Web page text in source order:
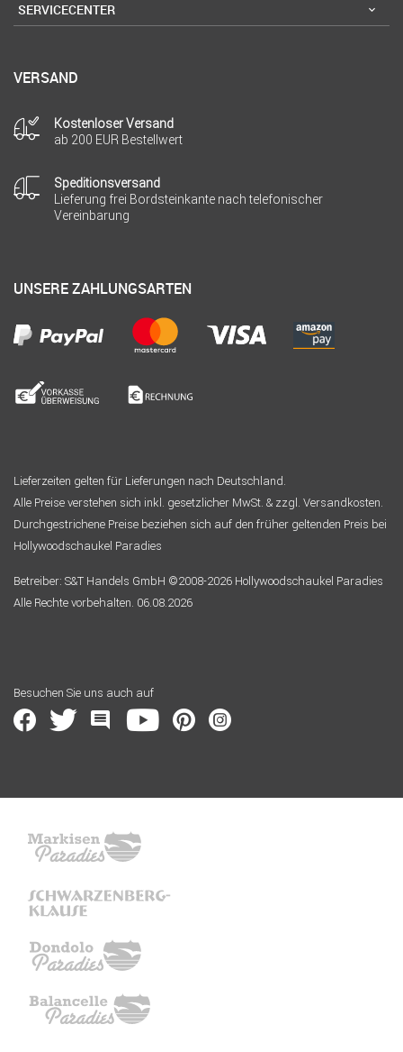
SERVICECENTER
VERSAND
Kostenloser Versand
ab 200 EUR Bestellwert
Speditionsversand
Lieferung frei Bordsteinkante nach telefonischer
Vereinbarung
UNSERE ZAHLUNGSARTEN
Lieferzeiten gelten für Lieferungen nach Deutschland.
Alle Preise verstehen sich inkl. gesetzlicher MwSt. & zzgl. Versandkosten.
Durchgestrichene Preise beziehen sich auf den früher geltenden Preis bei
Hollywoodschaukel Paradies
Betreiber: S&T Handels GmbH ©2008-2026 Hollywoodschaukel Paradies
Alle Rechte vorbehalten. 06.08.2026
Besuchen Sie uns auch auf